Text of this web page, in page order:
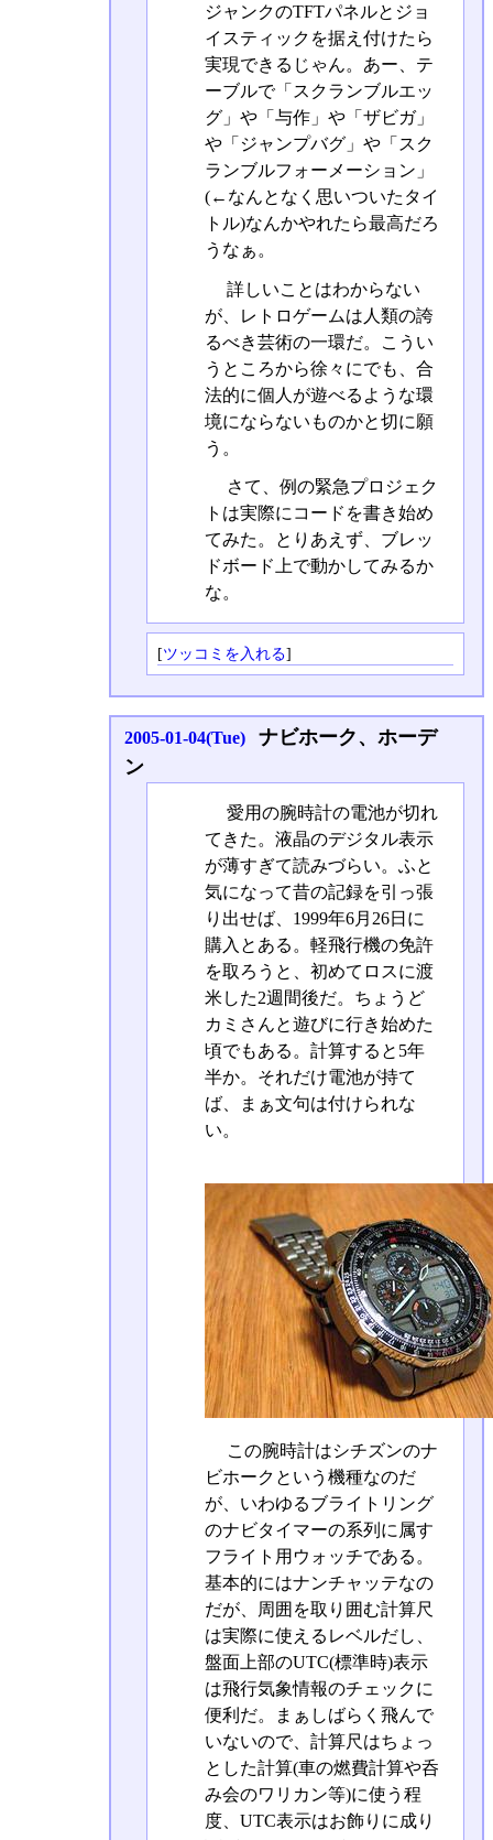
ジャンクのTFTパネルとジョ
イスティックを据え付けたら
実現できるじゃん。あー、テ
ーブルで「スクランブルエッ
グ」や「与作」や「ザビガ」
や「ジャンプバグ」や「スク
ランブルフォーメーション」
(←なんとなく思いついたタイ
トル)なんかやれたら最高だろ
うなぁ。
詳しいことはわからない
が、レトロゲームは人類の誇
るべき芸術の一環だ。こうい
うところから徐々にでも、合
法的に個人が遊べるような環
境にならないものかと切に願
う。
さて、例の緊急プロジェク
トは実際にコードを書き始め
てみた。とりあえず、ブレッ
ドボード上で動かしてみるか
な。
[ツッコミを入れる]
2005-01-04(Tue)
ナビホーク、ホーデ
ン
愛用の腕時計の電池が切れ
てきた。液晶のデジタル表示
が薄すぎて読みづらい。ふと
気になって昔の記録を引っ張
り出せば、1999年6月26日に
購入とある。軽飛行機の免許
を取ろうと、初めてロスに渡
米した2週間後だ。ちょうど
カミさんと遊びに行き始めた
頃でもある。計算すると5年
半か。それだけ電池が持て
ば、まぁ文句は付けられな
い。
この腕時計はシチズンのナ
ビホークという機種なのだ
が、いわゆるブライトリング
のナビタイマーの系列に属す
フライト用ウォッチである。
基本的にはナンチャッテなの
だが、周囲を取り囲む計算尺
は実際に使えるレベルだし、
盤面上部のUTC(標準時)表示
は飛行気象情報のチェックに
便利だ。まぁしばらく飛んで
いないので、計算尺はちょっ
とした計算(車の燃費計算や呑
み会のワリカン等)に使う程
度、UTC表示はお飾りに成り